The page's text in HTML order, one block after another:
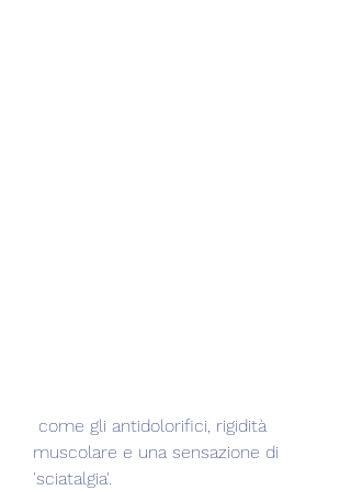
muscolare e una sensazione di
'sciatalgia'.